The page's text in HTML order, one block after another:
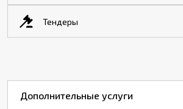
Тендеры
Дополнительные услуги